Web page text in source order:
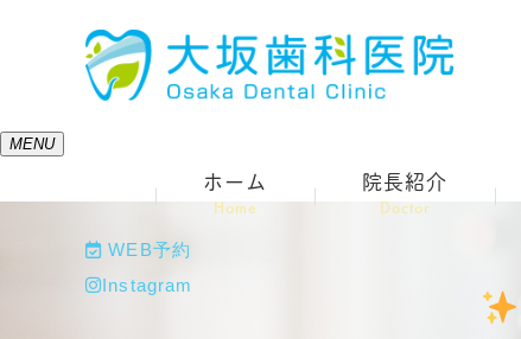
MENU
ホーム
Home
院長紹介
Doctor
WEB予約
Instagram